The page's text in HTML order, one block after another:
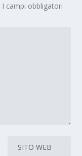
I campi obbligatori